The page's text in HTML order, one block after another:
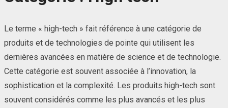
Le terme « high-tech » fait référence à une catégorie de
produits et de technologies de pointe qui utilisent les
dernières avancées en matière de science et de technologie.
Cette catégorie est souvent associée à l’innovation, la
sophistication et la complexité. Les produits high-tech sont
souvent considérés comme les plus avancés et les plus